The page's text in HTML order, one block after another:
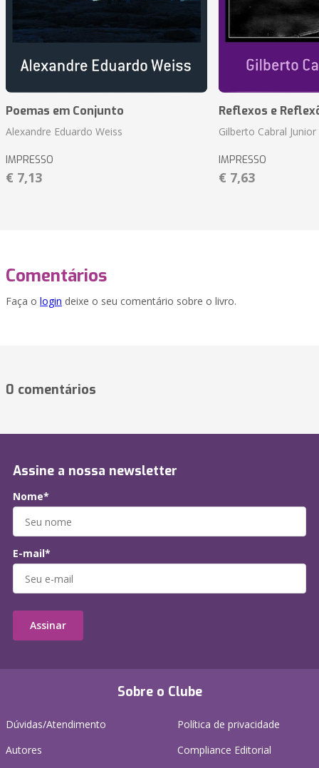
Poemas em Conjunto
Alexandre Eduardo Weiss
IMPRESSO
€ 7,13
Reflexos e
Gilberto Cabral Junior
IMPRESSO
€ 7,63
Comentários
Faça o login deixe o seu comentário sobre o livro.
0 comentários
Sobre o Clube
Dúvidas/Atendimento
Autores
Política de privacidade
Compliance Editorial
Assine a nossa newsletter
Nome*
E-mail*
Assinar